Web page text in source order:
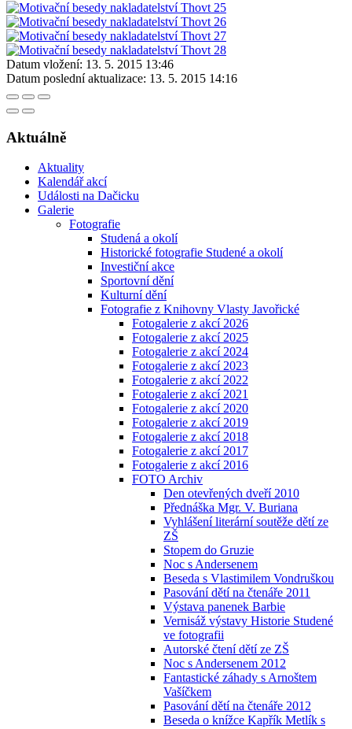
Datum vložení: 13. 5. 2015 13:46
Datum poslední aktualizace: 13. 5. 2015 14:16
Aktuálně
Aktuality
Kalendář akcí
Události na Dačicku
Galerie
Fotografie
Studená a okolí
Historické fotografie Studené a okolí
Investiční akce
Sportovní dění
Kulturní dění
Fotografie z Knihovny Vlasty Javořické
Fotogalerie z akcí 2026
Fotogalerie z akcí 2025
Fotogalerie z akcí 2024
Fotogalerie z akcí 2023
Fotogalerie z akcí 2022
Fotogalerie z akcí 2021
Fotogalerie z akcí 2020
Fotogalerie z akcí 2019
Fotogalerie z akcí 2018
Fotogalerie z akcí 2017
Fotogalerie z akcí 2016
FOTO Archiv
Den otevřených dveří 2010
Přednáška Mgr. V. Buriana
Vyhlášení literární soutěže dětí ze
ZŠ
Stopem do Gruzie
Noc s Andersenem
Beseda s Vlastimilem Vondruškou
Pasování dětí na čtenáře 2011
Výstava panenek Barbie
Vernisáž výstavy Historie Studené
ve fotografii
Autorské čtení dětí ze ZŠ
Noc s Andersenem 2012
Fantastické záhady s Arnoštem
Vašíčkem
Pasování dětí na čtenáře 2012
Beseda o knížce Kapřík Metlík s